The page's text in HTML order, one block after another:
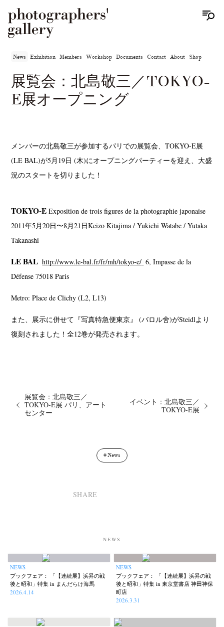
News Exhibition Members Workshop Documents Contact About Shop
展覧会：北島敬三／TOKYO-
E展オープニング
メンバーの北島敬三が参加するパリでの展覧会、TOKYO-E展
(LE BAL)が5月19日 (木)にオープニングパーティーを迎え、大盛
況のスタートを切りました！
TOKYO-E Exposition de trois figures de la photographie japonaise
2011年5月20日〜8月21日 Keizo Kitajima / Yukichi Watabe / Yutaka
Takanashi
LE BAL http://www.le-bal.fr/fr/mh/tokyo-e/ 6, Impasse de la
Défense 75018 Paris
Metro: Place de Clichy (L2, L13)
また、展示に併せて『写真特急便東京』 (バロル舍)がSteidlより
復刻されました！全12巻が発売されます。
展覧会：北島敬三／
TOKYO-E展 パリ、アート
センター
イベント：北島敬三／
TOKYO-E展
News
SHARE
NEWS
NEWS
ブックフェア： 「【連続展】浜昇の戦
後と昭和」特集 in まんだらけ海馬
2026.4.14
NEWS
ブックフェア： 「【連続展】浜昇の戦
後と昭和」特集 in 東京堂書店 神田神保
町店
2026.3.31